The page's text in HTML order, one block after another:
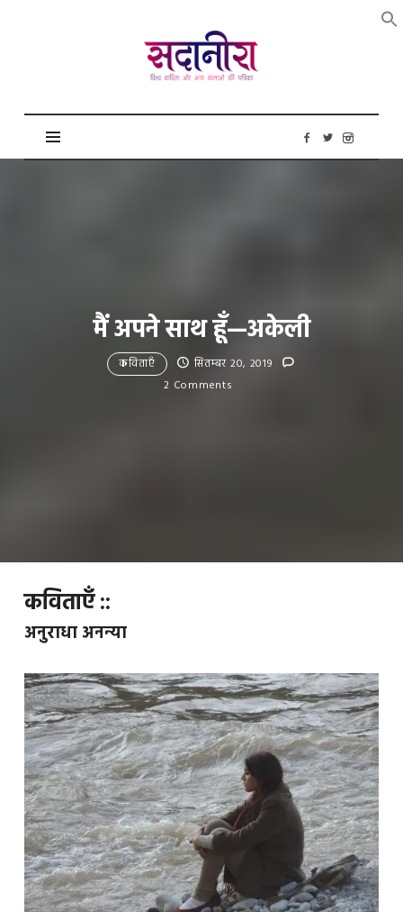
सदानीरा
मैं अपने साथ हूँ—अकेली
कविताएँ
सितम्बर 20, 2019
2 Comments
कविताएँ ::
अनुराधा अनन्या